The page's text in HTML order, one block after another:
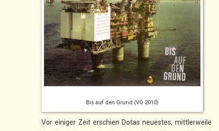
Bis auf den Grund (VÖ 2010)
Vor einiger Zeit erschien Dotas neuestes, mittlerweile